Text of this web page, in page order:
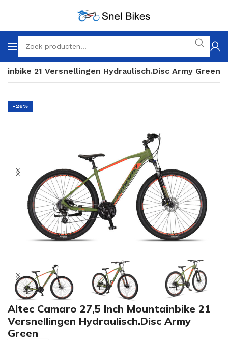
21 Versnellingen Hydraulisch.Disc Army Green
-26%
Altec Camaro 27,5 Inch Mountainbike 21
Versnellingen Hydraulisch.Disc Army
Green